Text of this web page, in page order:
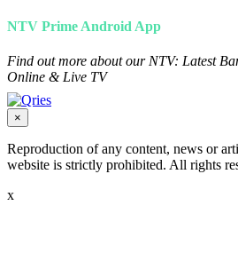
NTV Prime Android App
Find out more about our NTV: Latest
Online & Live TV
×
Reproduction of any content, news or
website is strictly prohibited. All rights
x